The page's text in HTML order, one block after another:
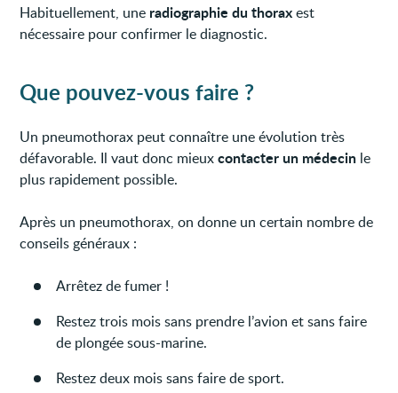
Habituellement, une radiographie du thoraxest
nécessaire pour confirmer le diagnostic.
Que pouvez-vous faire ?
Un pneumothorax peut connaître une évolution très
défavorable. Il vaut donc mieuxcontacter un médecin le
plus rapidement possible.
Après un pneumothorax, on donne un certain nombre de
conseils généraux :
Arrêtez de fumer !
Restez trois mois sans prendre l’avion et sans faire
de plongée sous-marine.
Restez deux mois sans faire de sport.